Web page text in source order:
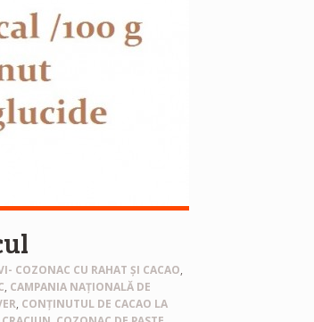
COZONAC CU RAHAT ȘI CACAO,
, CAMPANIA NAȚIONALĂ DE
, CONȚINUTUL DE CACAO LA